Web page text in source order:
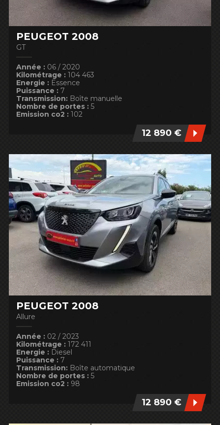
6 000
500
PEUGEOT 2008
GT
Année :06 / 2020
Kilométrage :104 463
Energie :Essence
Puissance :7
Transmission:Boîte manuelle
Nombre de portes :5
Emission co2 :102
12 890 €
PEUGEOT 2008
Allure
Année :02 / 2023
Kilométrage :172 411
Energie :Diesel
Puissance :7
Transmission:Boîte automatique
Nombre de portes :5
Emission co2 :98
12 890 €